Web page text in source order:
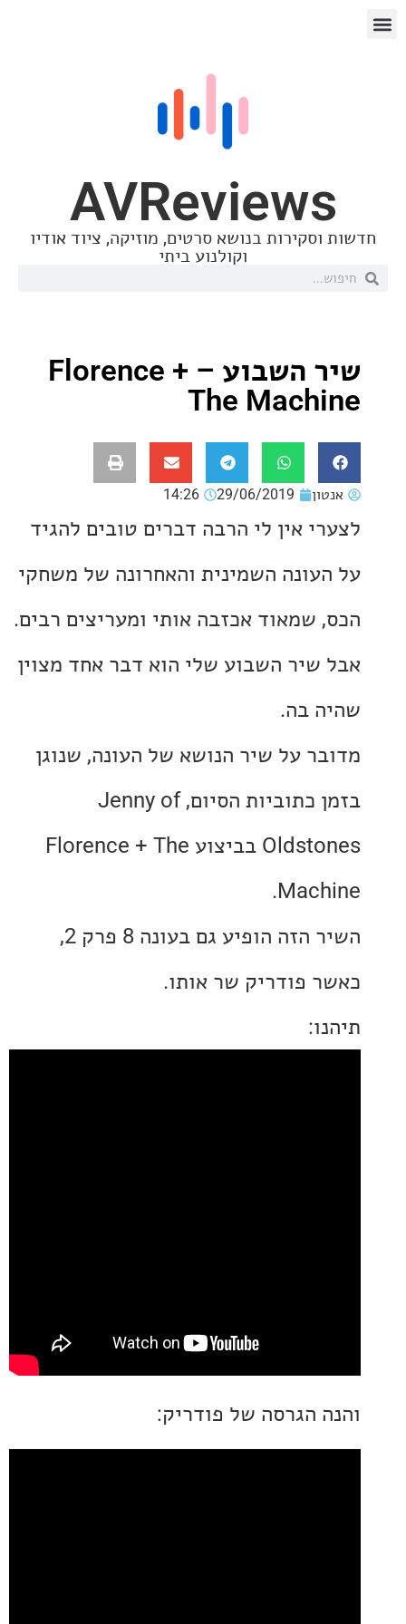
בנושא סרטים, מוזיקה, ציוד אודיו
וקולנוע ביתי
שיר השבוע – Florence +
The
29/06/2019
14:26
אין לי הרבה דברים טובים להגיד
השמינית והאחרונה של משחקי
שמאוד אכזבה אותי ומעריצים רבים.
השבוע שלי הוא דבר אחד מצוין
על שיר הנושא של העונה, שנוגן
בזמן כתוביות הסיום, Jenny of
Oldstones בביצוע Florence + The
השיר הזה הופיע גם בעונה 8 פרק 2,
פודריק שר אותו.
הגרסה של פודריק: